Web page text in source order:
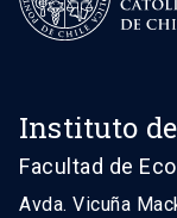
Instituto
Facultad de
Avda. Vicuña